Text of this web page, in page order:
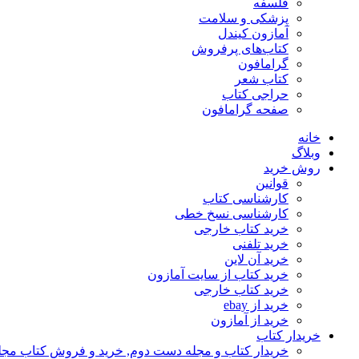
فلسفه
پزشکی و سلامت
آمازون کیندل
کتاب‌های پرفروش
گرامافون
کتاب شعر
حراجی کتاب
صفحه گرامافون
خانه
وبلاگ
روش خرید
قوانین
کارشناسی کتاب
کارشناسی نسخ خطی
خرید کتاب خارجی
خرید تلفنی
خرید آن لاین
خرید کتاب از سایت آمازون
خرید کتاب خارجی
خرید از ebay
خرید از آمازون
خریدار کتاب
خریدار کتاب و مجله دست دوم, خرید و فروش کتاب